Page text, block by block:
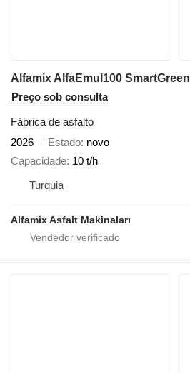
Alfamix AlfaEmul100 SmartGreen
Preço sob consulta
Fábrica de asfalto
2026
Estado novo
Capacidade 10 t/h
Turquia
Alfamix Asfalt Makinaları